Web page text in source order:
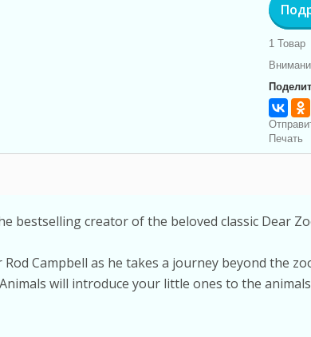
1 Товар
Печать
bestselling creator of the beloved classic Dear
Campbell as he takes a journey beyond the
will introduce your little ones to the